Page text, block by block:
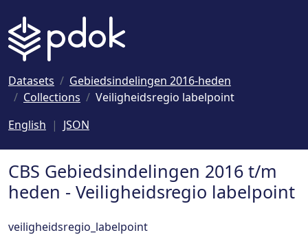
Datasets
Gebiedsindelingen 2016-heden
Collections
Veiligheidsregio labelpoint
English
JSON
CBS Gebiedsindelingen 2016 t/m
heden - Veiligheidsregio labelpoint
veiligheidsregio_labelpoint